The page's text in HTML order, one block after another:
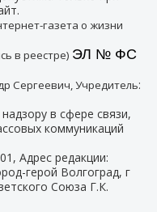
газета о жизни
в реестре) ЭЛ № ФС
Сергеевич, Учредитель:
в сфере связи,
коммуникаций
, Адрес редакции:
герой Волгоград, г
Союза Г.К.